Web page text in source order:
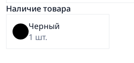
Наличие товара
Черный
1 шт.